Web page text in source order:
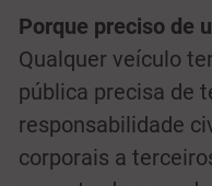
Porque preciso de
Qualquer veículo
pública precisa de
responsabilidade
corporais a